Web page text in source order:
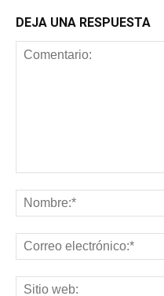
DEJA UNA RESPUESTA